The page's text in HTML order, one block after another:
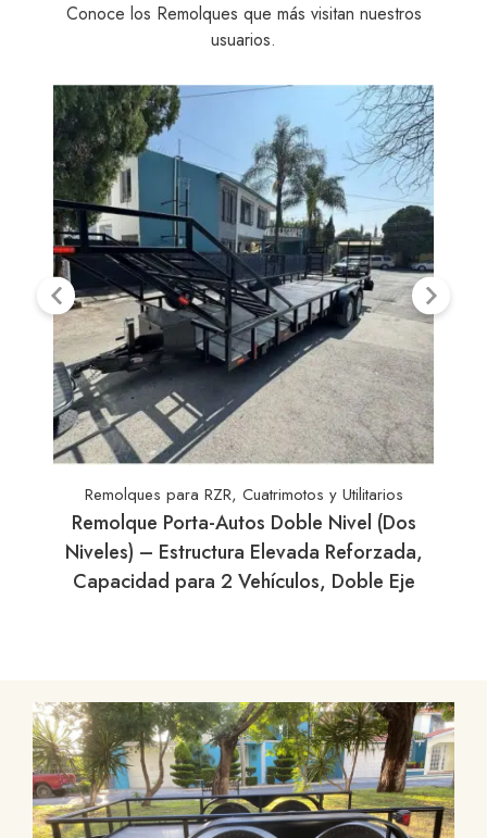
Conoce los Remolques que más visitan nuestros
usuarios.
Remolques para RZR, Cuatrimotos y Utilitarios
Remolque Porta-Autos Doble Nivel (Dos
Niveles) – Estructura Elevada Reforzada,
Capacidad para 2 Vehículos, Doble Eje